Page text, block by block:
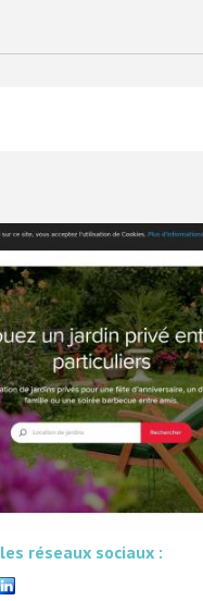
réseaux sociaux :